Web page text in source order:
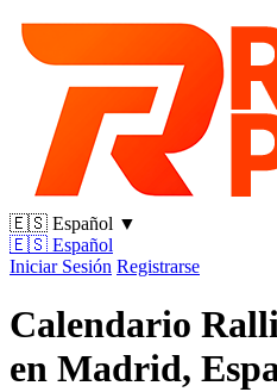
🇪🇸 Español ▼
🇪🇸 Español
Iniciar Sesión Registrarse
Calendario
en Madrid,